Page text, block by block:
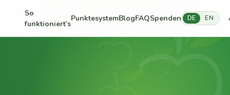
So
funktioniert’s
PunktesystemBlogFAQSpenden DE EN